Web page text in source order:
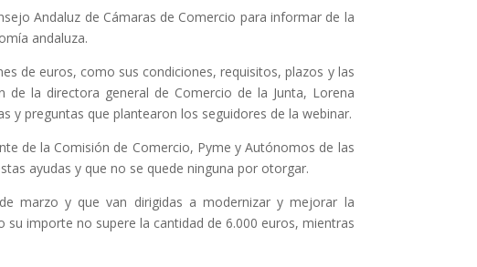
Andaluz de Cámaras de Comercio para informar de la
andaluza.
de euros, como sus condiciones, requisitos, plazos y las
la directora general de Comercio de la Junta, Lorena
preguntas que plantearon los seguidores de la webinar.
de la Comisión de Comercio, Pyme y Autónomos de las
ayudas y que no se quede ninguna por otorgar.
marzo y que van dirigidas a modernizar y mejorar la
importe no supere la cantidad de 6.000 euros, mientras